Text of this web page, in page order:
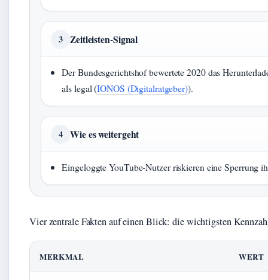
3 Zeitleisten-Signal
Der Bundesgerichtshof bewertete 2020 das
als legal (IONOS (Digitalratgeber)).
4 Wie es weitergeht
Eingeloggte YouTube-Nutzer riskieren eine Sperrung
Vier zentrale Fakten auf einen Blick: die wichtigsten
MERKMAL WERT